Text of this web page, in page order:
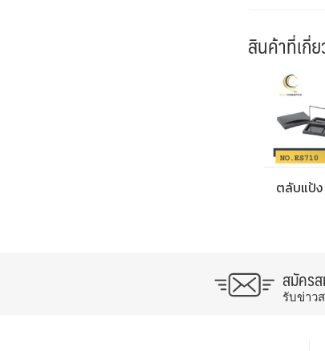
สินค้าที่เกี่
ตลับแป้ง
สมัคร
รับข่าว